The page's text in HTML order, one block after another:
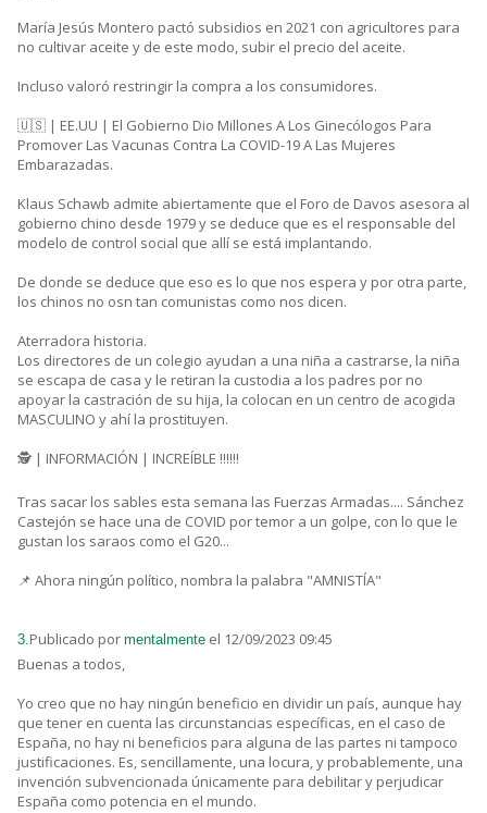
María Jesús Montero pactó subsidios en 2021 con agricultores para
no cultivar aceite y de este modo, subir el precio del aceite.
Incluso valoró restringir la compra a los consumidores.
🇺🇸 | EE.UU | El Gobierno Dio Millones A Los Ginecólogos Para
Promover Las Vacunas Contra La COVID-19 A Las Mujeres
Embarazadas.
Klaus Schawb admite abiertamente que el Foro de Davos asesora al
gobierno chino desde 1979 y se deduce que es el responsable del
modelo de control social que allí se está implantando.
De donde se deduce que eso es lo que nos espera y por otra parte,
los chinos no osn tan comunistas como nos dicen.
Aterradora historia.
Los directores de un colegio ayudan a una niña a castrarse, la niña
se escapa de casa y le retiran la custodia a los padres por no
apoyar la castración de su hija, la colocan en un centro de acogida
MASCULINO y ahí la prostituyen.
🕵 | INFORMACIÓN | INCREÍBLE ‼️‼️‼️
Tras sacar los sables esta semana las Fuerzas Armadas.... Sánchez
Castejón se hace una de COVID por temor a un golpe, con lo que le
gustan los saraos como el G20...
📌 Ahora ningún político, nombra la palabra "AMNISTÍA"
3.Publicado por mentalmente el 12/09/2023 09:45
Buenas a todos,
Yo creo que no hay ningún beneficio en dividir un país, aunque hay
que tener en cuenta las circunstancias específicas, en el caso de
España, no hay ni beneficios para alguna de las partes ni tampoco
justificaciones. Es, sencillamente, una locura, y probablemente, una
invención subvencionada únicamente para debilitar y perjudicar
España como potencia en el mundo.